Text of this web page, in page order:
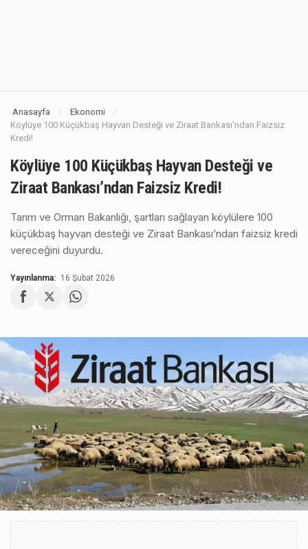
Anasayfa / Ekonomi /
Köylüye 100 Küçükbaş Hayvan Desteği ve Ziraat Bankası’ndan Faizsiz
Kredi!
Köylüye 100 Küçükbaş Hayvan Desteği ve
Ziraat Bankası’ndan Faizsiz Kredi!
Tarım ve Orman Bakanlığı, şartları sağlayan köylülere 100
küçükbaş hayvan desteği ve Ziraat Bankası’ndan faizsiz kredi
vereceğini duyurdu.
Yayınlanma: 16 Şubat 2026